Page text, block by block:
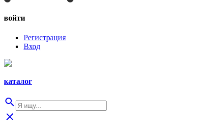
войти
Регистрация
Вход
каталог
search
close